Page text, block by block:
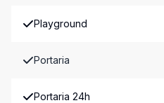
Playground
Portaria
Portaria 24h